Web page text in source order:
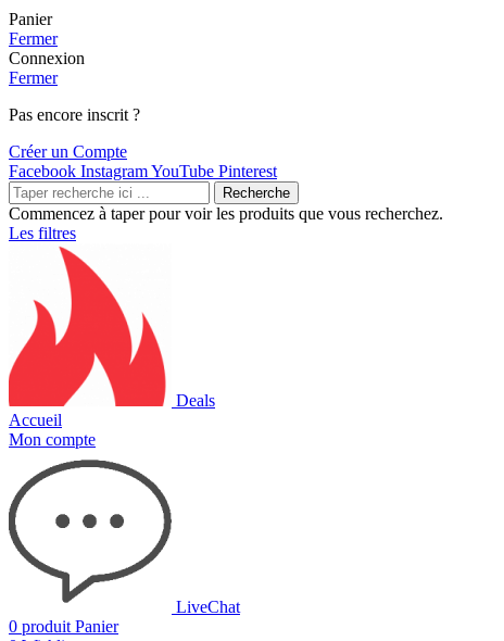
Panier
Fermer
Connexion
Fermer
Pas encore inscrit ?
Créer un Compte
Facebook InstagramYouTube Pinterest
Recherche
Commencez à taper pour voir les produits que vous recherchez.
Les filtres
Deals
Accueil
Mon compte
LiveChat
0 produit Panier